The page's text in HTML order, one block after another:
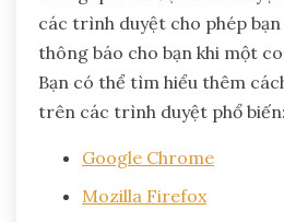
các trình duyệt cho phép
thông báo cho bạn khi một
Bạn có thể tìm hiểu thêm
trên các trình duyệt phổ biến:
Google Chrome
Mozilla Firefox